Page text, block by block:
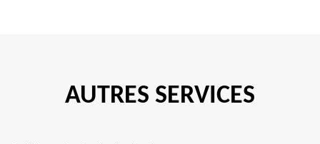
AUTRES SERVICES